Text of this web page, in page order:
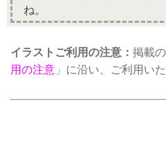
ね。
イラストご利用の注意： 掲載
用の注意 」に沿い、ご利用い